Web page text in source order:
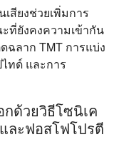
สียงช่วยเพิ่มการ
ที่ยังคงความเข้ากัน
ฉลาก TMT การแบ่ง
ทด์ และการ
กด้วยวิธีโซนิเค
ละฟอสโฟโปรตี